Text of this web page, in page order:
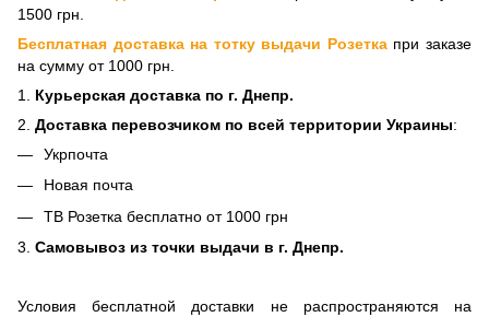
1500 грн.
Бесплатная доставка на тотку выдачи Розетка при заказе
на сумму от 1000 грн.
1. Курьерская доставка по г. Днепр.
2. Доставка перевозчиком по всей территории Украины:
Укрпочта
Новая почта
ТВ Розетка бесплатно от 1000 грн
3. Самовывоз из точки выдачи в г. Днепр.
Условия бесплатной доставки не распространяются на